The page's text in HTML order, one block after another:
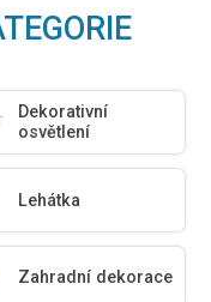
Dekorativní
osvětlení
Lehátka
Zahradní dekorace